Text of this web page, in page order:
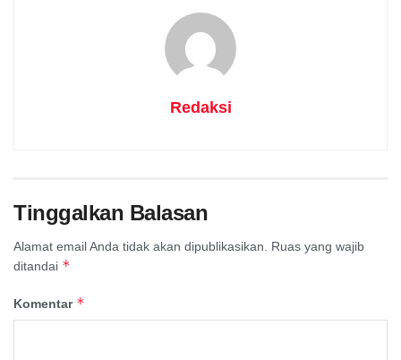
Redaksi
Tinggalkan Balasan
Alamat email Anda tidak akan dipublikasikan. Ruas yang wajib
ditandai *
Komentar *